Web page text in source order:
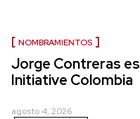
NOMBRAMIENTOS
Jorge Contreras
Initiative Colombia
agosto 4, 2026